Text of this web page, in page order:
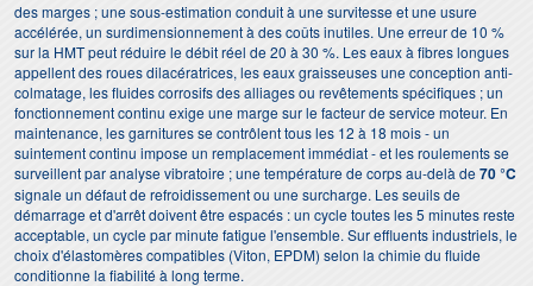
des marges ; une sous-estimation conduit à une survitesse et une usure
accélérée, un surdimensionnement à des coûts inutiles. Une erreur de 10 %
sur la HMT peut réduire le débit réel de 20 à 30 %. Les eaux à fibres longues
appellent des roues dilacératrices, les eaux graisseuses une conception anti-
colmatage, les fluides corrosifs des alliages ou revêtements spécifiques ; un
fonctionnement continu exige une marge sur le facteur de service moteur. En
maintenance, les garnitures se contrôlent tous les 12 à 18 mois - un
suintement continu impose un remplacement immédiat - et les roulements se
surveillent par analyse vibratoire ; une température de corps au-delà de70 °C
signale un défaut de refroidissement ou une surcharge. Les seuils de
démarrage et d'arrêt doivent être espacés : un cycle toutes les 5 minutes reste
acceptable, un cycle par minute fatigue l'ensemble. Sur effluents industriels, le
choix d'élastomères compatibles (Viton, EPDM) selon la chimie du fluide
conditionne la fiabilité à long terme.